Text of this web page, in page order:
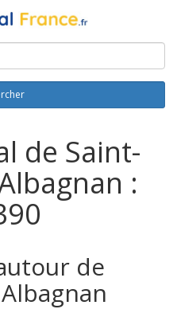
de Saint-
:
de